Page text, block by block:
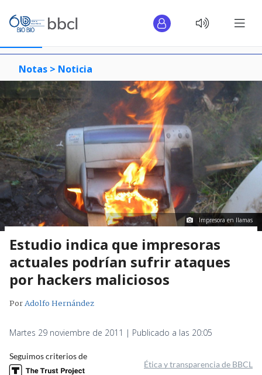
Notas > Noticia
Impresora en llamas
Estudio indica que impresoras
actuales podrían sufrir ataques
por hackers maliciosos
PorAdolfo Hernández
Martes 29 noviembre de 2011 | Publicado a las 20:05
Seguimos criterios de
Ética y transparencia de BBCL